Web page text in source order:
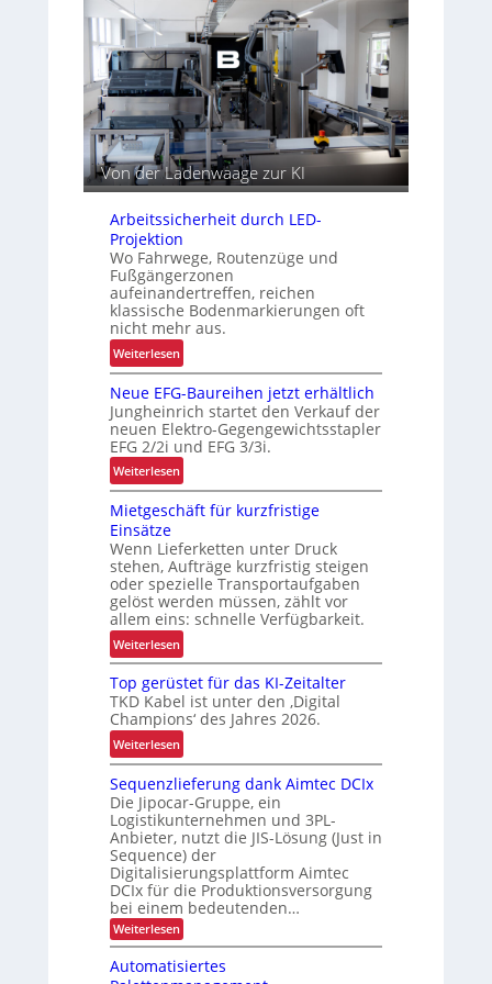
s
i
e
r
t
a
i
t
ä
t
e
n
e
r
I
n
t
r
a
l
o
g
s
t
i
k
Von der Ladenwaage zur KI
Arbeitssicherheit durch LED-
Projektion
Wo Fahrwege, Routenzüge und
Fußgängerzonen
aufeinandertreffen, reichen
klassische Bodenmarkierungen oft
nicht mehr aus.
Weiterlesen:
A
r
b
e
i
t
s
i
c
h
e
r
h
e
i
t
d
u
r
c
h
L
E
D
-
P
r
o
Neue EFG-Baureihen jetzt erhältlich
Jungheinrich startet den Verkauf der
neuen Elektro-Gegengewichtsstapler
EFG 2/2i und EFG 3/3i.
Weiterlesen:
N
e
e
E
F
G
-
B
a
u
r
e
i
h
e
n
e
t
z
t
e
r
Mietgeschäft für kurzfristige
Einsätze
Wenn Lieferketten unter Druck
stehen, Aufträge kurzfristig steigen
oder spezielle Transportaufgaben
gelöst werden müssen, zählt vor
allem eins: schnelle Verfügbarkeit.
Weiterlesen:
M
i
e
t
g
e
s
c
h
ä
f
t
f
ü
k
Top gerüstet für das KI-Zeitalter
TKD Kabel ist unter den ‚Digital
Champions‘ des Jahres 2026.
Weiterlesen:
T
o
p
g
e
r
ü
s
t
e
t
Sequenzlieferung dank Aimtec DCIx
Die Jipocar-Gruppe, ein
Logistikunternehmen und 3PL-
Anbieter, nutzt die JIS-Lösung (Just in
Sequence) der
Digitalisierungsplattform Aimtec
DCIx für die Produktionsversorgung
bei einem bedeutenden…
Weiterlesen:
S
q
Automatisiertes